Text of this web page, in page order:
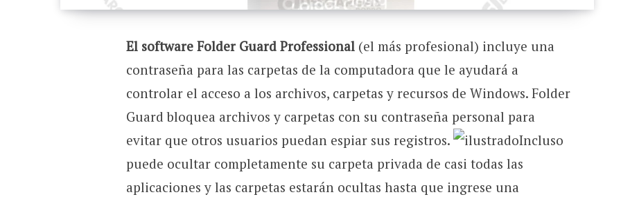
El software Folder Guard Professional(el más profesional) incluye una
contraseña para las carpetas de la computadora que le ayudará a
controlar el acceso a los archivos, carpetas y recursos de Windows. Folder
Guard bloquea archivos y carpetas con su contraseña personal para
evitar que otros usuarios puedan espiar sus registros.
Incluso
puede ocultar completamente su carpeta privada de casi todas las
aplicaciones y las carpetas estarán ocultas hasta que ingrese una